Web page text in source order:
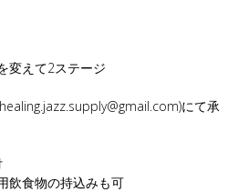
変えて2ステージ
にて承
の持込みも可